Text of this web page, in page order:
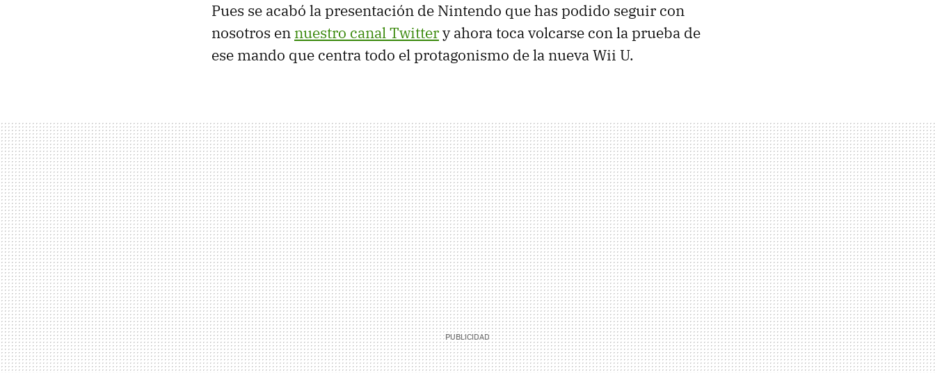
Pues se acabó la presentación de Nintendo que has podido seguir con
nosotros en nuestro canal Twittery ahora toca volcarse con la prueba de
ese mando que centra todo el protagonismo de la nueva Wii U.